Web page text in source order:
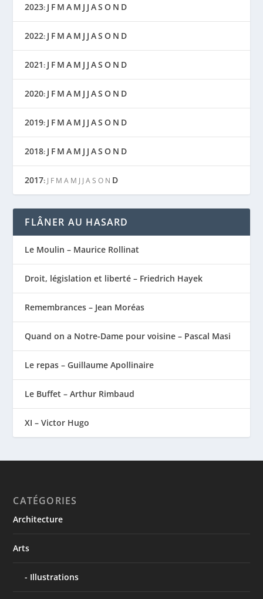
2023: J F M A M J J AS O N D
2022: J F M A M J J AS O N D
2021: J F M A M J J AS O N D
2020: J F M A M J J AS O N D
2019: J F M A M J J AS O N D
2018: J F M A M J J AS O N D
2017: J F M A M J J A S O N D
FLÂNER AU HASARD
Le Moulin – Maurice Rollinat
Droit, législation et liberté – Friedrich Hayek
Remembrances – Jean Moréas
Quand on a Notre-Dame pour voisine – Pascal Masi
Le repas – Guillaume Apollinaire
Le Buffet – Arthur Rimbaud
XI – Victor Hugo
CATÉGORIES
Architecture
Arts
Illustrations